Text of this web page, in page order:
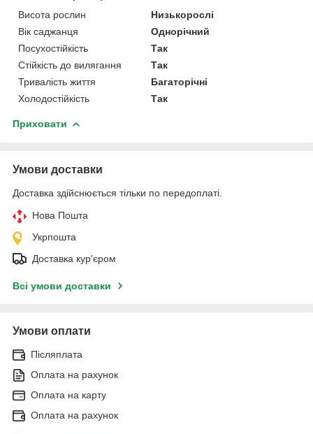
Висота рослин
Низькорослі
Вік саджанця
Однорічний
Посухостійкість
Так
Стійкість до вилягання
Так
Тривалість життя
Багаторічні
Холодостійкість
Так
Приховати
Умови доставки
Доставка здійснюється тільки по передоплаті.
Нова Пошта
Укрпошта
Доставка кур'єром
Всі умови доставки
Умови оплати
Післяплата
Оплата на рахунок
Оплата на карту
Оплата на рахунок